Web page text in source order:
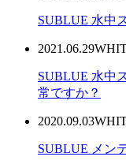
SUBLUE 水中
2021.06.29
SUBLUE 水中
常ですか？
2020.09.03
SUBLUE メン